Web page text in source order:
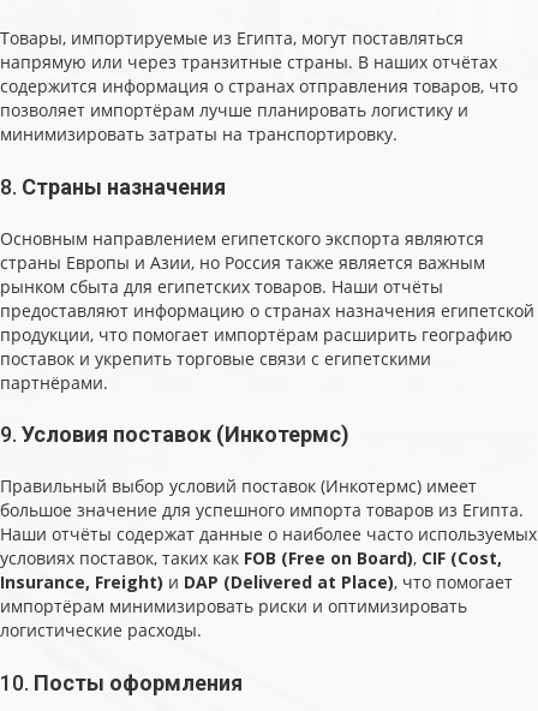
Товары, импортируемые из Египта, могут поставляться
напрямую или через транзитные страны. В наших отчётах
содержится информация о странах отправления товаров, что
позволяет импортёрам лучше планировать логистику и
минимизировать затраты на транспортировку.
8. Страны назначения
Основным направлением египетского экспорта являются
страны Европы и Азии, но Россия также является важным
рынком сбыта для египетских товаров. Наши отчёты
предоставляют информацию о странах назначения египетской
продукции, что помогает импортёрам расширить географию
поставок и укрепить торговые связи с египетскими
партнёрами.
9. Условия поставок (Инкотермс)
Правильный выбор условий поставок (Инкотермс) имеет
большое значение для успешного импорта товаров из Египта.
Наши отчёты содержат данные о наиболее часто используемых
условиях поставок, таких как FOB (Free on Board), CIF (Cost,
Insurance, Freight) и DAP (Delivered at Place), что помогает
импортёрам минимизировать риски и оптимизировать
логистические расходы.
10. Посты оформления